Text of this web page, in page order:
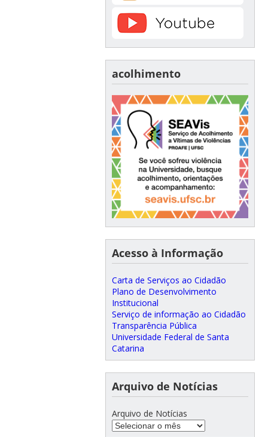
acolhimento
Acesso à Informação
Carta de Serviços ao Cidadão
Plano de Desenvolvimento
Institucional
Serviço de informação ao Cidadão
Transparência Pública
Universidade Federal de Santa
Catarina
Arquivo de Notícias
Arquivo de Notícias